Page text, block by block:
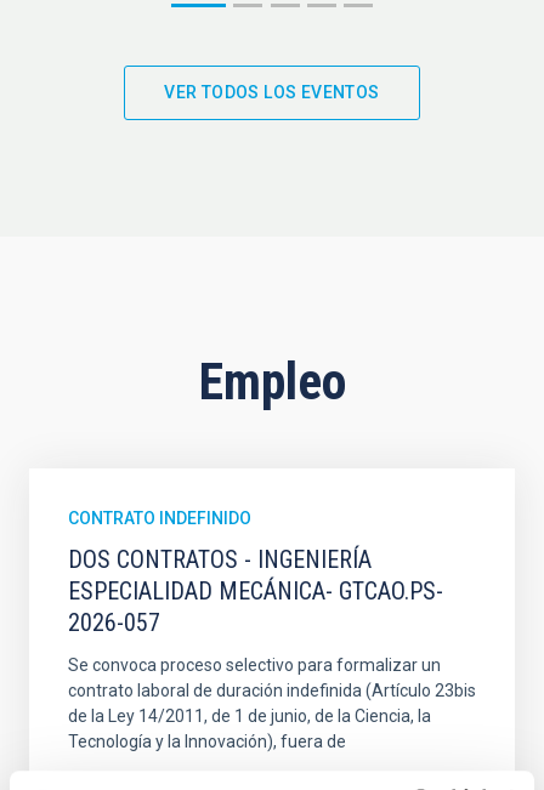
VER TODOS LOS EVENTOS
Empleo
CONTRATO INDEFINIDO
DOS CONTRATOS - INGENIERÍA
ESPECIALIDAD MECÁNICA- GTCAO.PS-
2026-057
Se convoca proceso selectivo para formalizar un
contrato laboral de duración indefinida (Artículo 23bis
de la Ley 14/2011, de 1 de junio, de la Ciencia, la
Tecnología y la Innovación), fuera de